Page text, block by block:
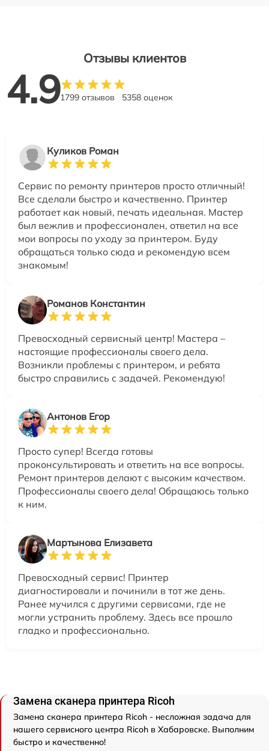
Отзывы клиентов
4.91799 отзывов 5358 оценок
Куликов Роман
Сервис по ремонту принтеров просто отличный!
Все сделали быстро и качественно. Принтер
работает как новый, печать идеальная. Мастер
был вежлив и профессионален, ответил на все
мои вопросы по уходу за принтером. Буду
обращаться только сюда и рекомендую всем
знакомым!
Романов Константин
Превосходный сервисный центр! Мастера –
настоящие профессионалы своего дела.
Возникли проблемы с принтером, и ребята
быстро справились с задачей. Рекомендую!
Антонов Егор
Просто супер! Всегда готовы
проконсультировать и ответить на все вопросы.
Ремонт принтеров делают с высоким качеством.
Профессионалы своего дела! Обращаюсь только
к ним.
Мартынова Елизавета
Превосходный сервис! Принтер
диагностировали и починили в тот же день.
Ранее мучился с другими сервисами, где не
могли устранить проблему. Здесь все прошло
гладко и профессионально.
Замена сканера принтера Ricoh
Замена сканера принтера Ricoh - несложная задача для
нашего сервисного центра Ricoh в Хабаровске. Выполним
быстро и качественно!